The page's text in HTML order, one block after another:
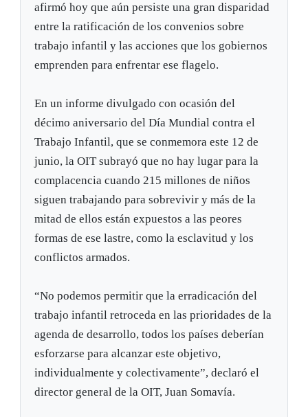
afirmó hoy que aún persiste una gran disparidad
entre la ratificación de los convenios sobre
trabajo infantil y las acciones que los gobiernos
emprenden para enfrentar ese flagelo.
En un informe divulgado con ocasión del
décimo aniversario del Día Mundial contra el
Trabajo Infantil, que se conmemora este 12 de
junio, la OIT subrayó que no hay lugar para la
complacencia cuando 215 millones de niños
siguen trabajando para sobrevivir y más de la
mitad de ellos están expuestos a las peores
formas de ese lastre, como la esclavitud y los
conflictos armados.
“No podemos permitir que la erradicación del
trabajo infantil retroceda en las prioridades de la
agenda de desarrollo, todos los países deberían
esforzarse para alcanzar este objetivo,
individualmente y colectivamente”, declaró el
director general de la OIT, Juan Somavía.